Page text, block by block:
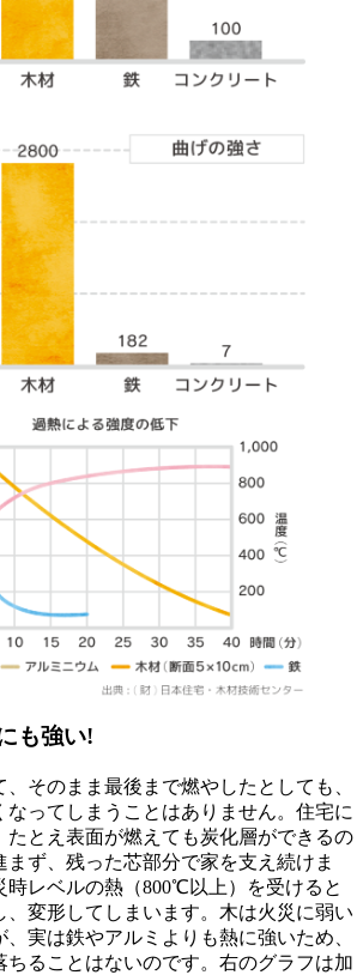
も強い!
そのまま最後まで燃やしたとしても、
なってしまうことはありません。住宅に
たとえ表面が燃えても炭化層ができるの
まず、残った芯部分で家を支え続けま
時レベルの熱（800℃以上）を受けると
、変形してしまいます。木は火災に弱い
実は鉄やアルミよりも熱に強いため、
ちることはないのです。右のグラフは加